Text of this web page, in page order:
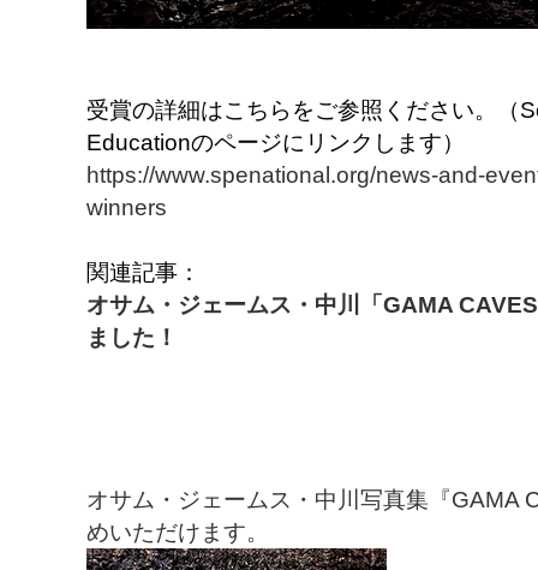
受賞の詳細はこちらをご参照ください。（
Educationのページにリンクします）
https://www.spenational.org/news-and-
winners
関連記事：
オサム・ジェームス・中川「GAMA
ました！
オサム・ジェームス・中川写真集『GAMA
めいただけます。